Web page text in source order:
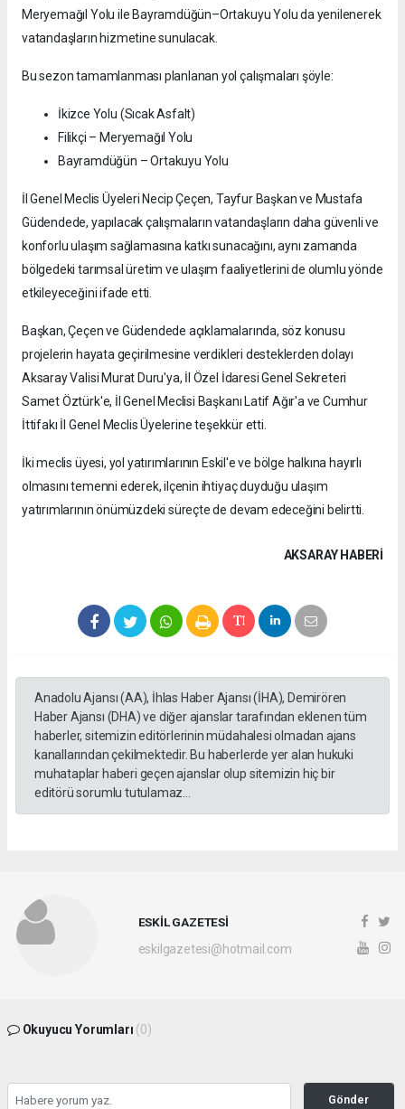
Meryemağıl Yolu ile Bayramdüğün–Ortakuyu Yolu da yenilenerek
vatandaşların hizmetine sunulacak.
Bu sezon tamamlanması planlanan yol çalışmaları şöyle:
İkizce Yolu (Sıcak Asfalt)
Filikçi – Meryemağıl Yolu
Bayramdüğün – Ortakuyu Yolu
İl Genel Meclis Üyeleri Necip Çeçen, Tayfur Başkan ve Mustafa
Güdendede, yapılacak çalışmaların vatandaşların daha güvenli ve
konforlu ulaşım sağlamasına katkı sunacağını, aynı zamanda
bölgedeki tarımsal üretim ve ulaşım faaliyetlerini de olumlu yönde
etkileyeceğini ifade etti.
Başkan, Çeçen ve Güdendede açıklamalarında, söz konusu
projelerin hayata geçirilmesine verdikleri desteklerden dolayı
Aksaray Valisi Murat Duru'ya, İl Özel İdaresi Genel Sekreteri
Samet Öztürk'e, İl Genel Meclisi Başkanı Latif Ağır'a ve Cumhur
İttifakı İl Genel Meclis Üyelerine teşekkür etti.
İki meclis üyesi, yol yatırımlarının Eskil'e ve bölge halkına hayırlı
olmasını temenni ederek, ilçenin ihtiyaç duyduğu ulaşım
yatırımlarının önümüzdeki süreçte de devam edeceğini belirtti.
AKSARAY HABERİ
Anadolu Ajansı (AA), İhlas Haber Ajansı (İHA), Demirören
Haber Ajansı (DHA) ve diğer ajanslar tarafından eklenen tüm
haberler, sitemizin editörlerinin müdahalesi olmadan ajans
kanallarından çekilmektedir. Bu haberlerde yer alan hukuki
muhataplar haberi geçen ajanslar olup sitemizin hiç bir
editörü sorumlu tutulamaz...
ESKİL GAZETESİ
eskilgazetesi@hotmail.com
Okuyucu Yorumları (0)
Gönder